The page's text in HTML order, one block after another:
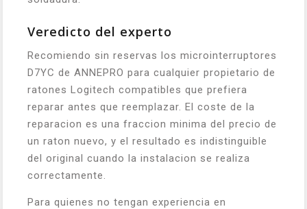
Veredicto del experto
Recomiendo sin reservas los microinterruptores
D7YC de ANNEPRO para cualquier propietario de
ratones Logitech compatibles que prefiera
reparar antes que reemplazar. El coste de la
reparacion es una fraccion minima del precio de
un raton nuevo, y el resultado es indistinguible
del original cuando la instalacion se realiza
correctamente.
Para quienes no tengan experiencia en